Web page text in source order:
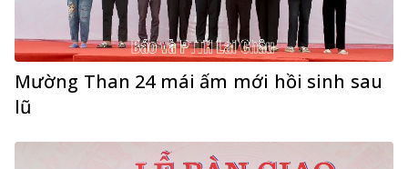
Mường Than 24 mái ấm mới hồi sinh sau
lũ